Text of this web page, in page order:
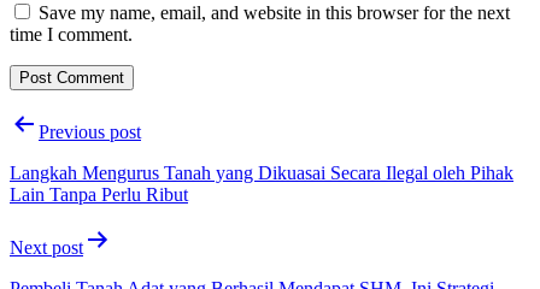
Save my name, email, and website in this browser for the next
time I comment.
PostPrevious post
Langkah Mengurus Tanah yang Dikuasai Secara Ilegal oleh Pihak
Lain Tanpa Perlu Ribut
Next post